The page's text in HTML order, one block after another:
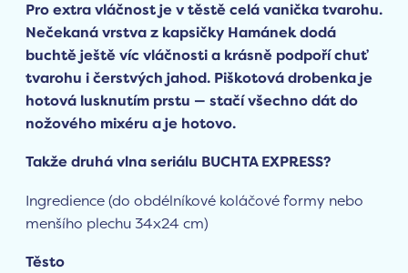
Pro extra vláčnost je v těstě celá vanička tvarohu.
Nečekaná vrstva z kapsičky Hamánek dodá
buchtě ještě víc vláčnosti a krásně podpoří chuť
tvarohu i čerstvých jahod. Piškotová drobenka je
hotová lusknutím prstu — stačí všechno dát do
nožového mixéru a je hotovo.
Takže druhá vlna seriálu BUCHTA EXPRESS?
Ingredience (do obdélníkové koláčové formy nebo
menšího plechu 34x24 cm)
Těsto